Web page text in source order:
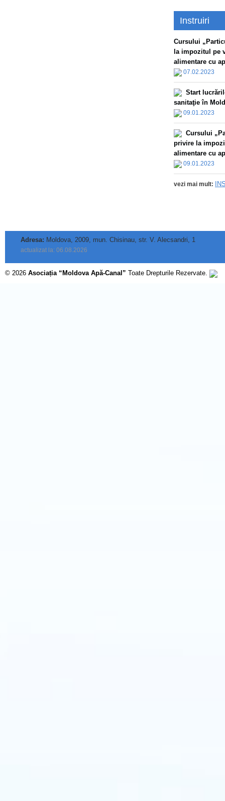
Instruiri
Сursului
la impozitul pe
alimentare cu
07.02.2023
Start
sanitaţie în
09.01.2023
Сursului
privire la
alimentare cu
09.01.2023
vezi mai mult:
Adresa: Moldova, 2009, mun. Chisinau, str. V. Alecsandri, 1
actualizat la: 06.08.2026
© 2026 Asociația “Moldova Apă-Canal” Toate Drepturile Rezervate.